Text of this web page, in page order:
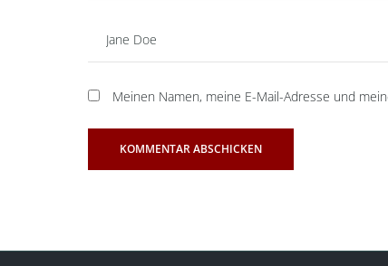
Meinen Namen, meine E-Mail-Adresse und